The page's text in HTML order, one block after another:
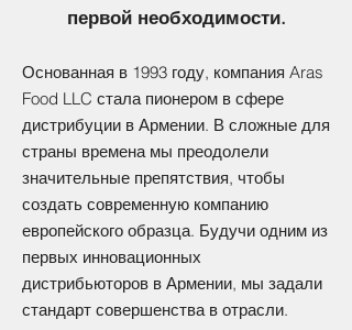
первой необходимости.
Основанная в 1993 году, компания Aras
Food LLC стала пионером в сфере
дистрибуции в Армении. В сложные для
страны времена мы преодолели
значительные препятствия, чтобы
создать современную компанию
европейского образца. Будучи одним из
первых инновационных
дистрибьюторов в Армении, мы задали
стандарт совершенства в отрасли.